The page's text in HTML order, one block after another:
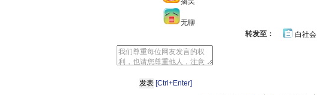
无聊
转发至： 白社会
[Ctrl+Enter]